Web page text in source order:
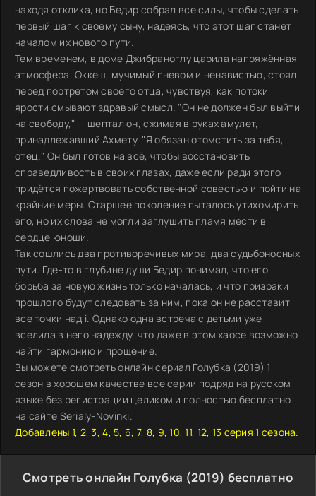
находя отклика, но Бедир собрал все силы, чтобы сделать
первый шаг к своему сыну, надеясь, что этот шаг станет
началом их нового пути.
Тем временем, в доме Джибраноглу царила напряжённая
атмосфера. Оккеш, мучимый гневом и ненавистью, стоял
перед портретом своего отца, чувствуя, как потоки
ярости смывают здравый смысл. "Он не должен был выйти
на свободу," — шептал он, сжимая в руках амулет,
принадлежавший Ахмету. "Я обязан отомстить за тебя,
отец." Он был готов на всё, чтобы восстановить
справедливость в своих глазах, даже если ради этого
придётся пожертвовать собственной совестью и пойти на
крайние меры. Старшее поколение пыталось утихомирить
его, но их слова не могли заглушить пламя мести в
сердце юноши.
Так сошлись два противоречивых мира, два судьбоносных
пути. Где-то в глубине души Бедир понимал, что его
борьба за новую жизнь только началась, и что призраки
прошлого будут следовать за ним, пока он не расставит
все точки над i. Однако одна встреча с детьми уже
вселила в него надежду, что даже в этом хаосе возможно
найти гармонию и прощение.
Вы можете смотреть онлайн сериал Голубка (2019) 1
сезон в хорошем качестве все серии подряд на русском
языке без регистрации целиком и полностью бесплатно
на сайте Serialy-Novinki.
Добавлены 1, 2, 3, 4, 5, 6, 7, 8, 9, 10, 11, 12, 13 серия 1 сезона.
Смотреть онлайн Голубка (2019) бесплатно